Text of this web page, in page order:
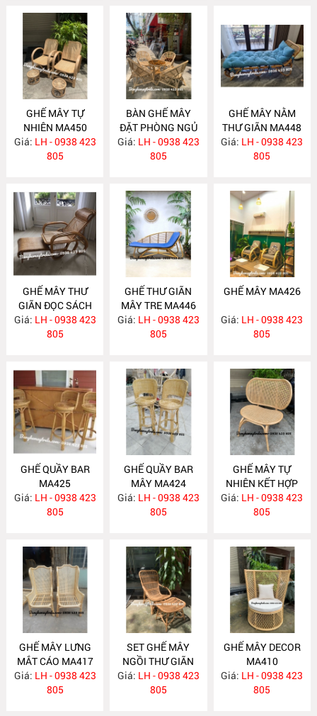
GHẾ MÂY TỰ
NHIÊN MA450
Giá: LH - 0938 423
805
BÀN GHẾ MÂY
ĐẶT PHÒNG NGỦ
MA449
Giá: LH - 0938 423
805
GHẾ MÂY NẰM
THƯ GIÃN MA448
Giá: LH - 0938 423
805
GHẾ MÂY THƯ
GIÃN ĐỌC SÁCH
MA447
Giá: LH - 0938 423
805
GHẾ THƯ GIÃN
MÂY TRE MA446
Giá: LH - 0938 423
805
GHẾ MÂY MA426
Giá: LH - 0938 423
805
GHẾ QUẦY BAR
MA425
Giá: LH - 0938 423
805
GHẾ QUẦY BAR
MÂY MA424
Giá: LH - 0938 423
805
GHẾ MÂY TỰ
NHIÊN KẾT HỢP
LƯỚI MẮT CÁO
MA418
Giá: LH - 0938 423
805
GHẾ MÂY LƯNG
MẮT CÁO MA417
Giá: LH - 0938 423
805
SET GHẾ MÂY
NGỒI THƯ GIÃN
MA416
Giá: LH - 0938 423
805
GHẾ MÂY DECOR
MA410
Giá: LH - 0938 423
805